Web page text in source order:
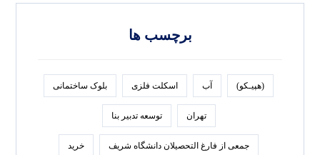
برچسب ها
(هپیـکو) آب اسکلت فلزی بلوک ساختمانی
تهران توسعه تدبير بنا
جمعی از فارغ التحصیلان دانشگاه شریف خرید